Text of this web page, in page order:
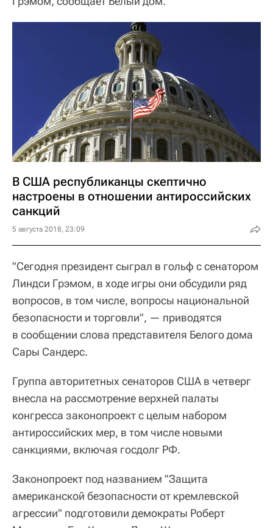
В США республиканцы скептично
настроены в отношении антироссийских
санкций
5 августа 2018, 23:09
"Сегодня президент сыграл в гольф с сенатором
Линдси Грэмом, в ходе игры они обсудили ряд
вопросов, в том числе, вопросы национальной
безопасности и торговли", — приводятся
в сообщении слова представителя Белого дома
Сары Сандерс.
Группа авторитетных сенаторов США в четверг
внесла на рассмотрение верхней палаты
конгресса законопроект с целым набором
антироссийских мер, в том числе новыми
санкциями, включая госдолг РФ.
Законопроект под названием "Защита
американской безопасности от кремлевской
агрессии" подготовили демократы Роберт